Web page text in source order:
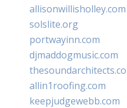
allisonwillisholley.com
solslite.org
portwayinn.com
djmaddogmusic.com
allin1roofing.com
keepjudgewebb.com